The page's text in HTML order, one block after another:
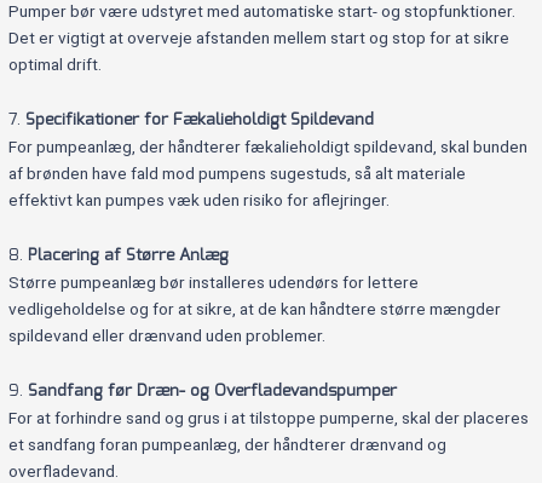
Pumper bør være udstyret med automatiske start- og stopfunktioner.
Det er vigtigt at overveje afstanden mellem start og stop for at sikre
optimal drift.
7. Specifikationer for Fækalieholdigt Spildevand
For pumpeanlæg, der håndterer fækalieholdigt spildevand, skal bunden
af brønden have fald mod pumpens sugestuds, så alt materiale
effektivt kan pumpes væk uden risiko for aflejringer.
8. Placering af Større Anlæg
Større pumpeanlæg bør installeres udendørs for lettere
vedligeholdelse og for at sikre, at de kan håndtere større mængder
spildevand eller drænvand uden problemer.
9. Sandfang før Dræn- og Overfladevandspumper
For at forhindre sand og grus i at tilstoppe pumperne, skal der placeres
et sandfang foran pumpeanlæg, der håndterer drænvand og
overfladevand.